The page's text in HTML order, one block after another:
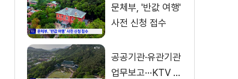
문체부, '반값 여행'
사전 신청 접수
공공기관·유관기관
업무보고···KTV 생